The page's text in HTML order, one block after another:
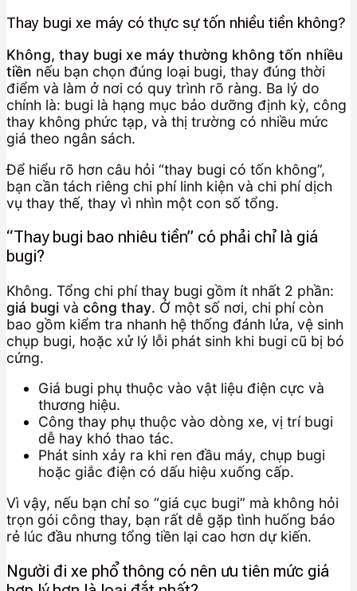
Thay bugi xe máy có thực sự tốn nhiều tiền không?
Không, thay bugi xe máy thường không tốn nhiều
tiền nếu bạn chọn đúng loại bugi, thay đúng thời
điểm và làm ở nơi có quy trình rõ ràng. Ba lý do
chính là: bugi là hạng mục bảo dưỡng định kỳ, công
thay không phức tạp, và thị trường có nhiều mức
giá theo ngân sách.
Để hiểu rõ hơn câu hỏi “thay bugi có tốn không”,
bạn cần tách riêng chi phí linh kiện và chi phí dịch
vụ thay thế, thay vì nhìn một con số tổng.
“Thay bugi bao nhiêu tiền” có phải chỉ là giá
bugi?
Không. Tổng chi phí thay bugi gồm ít nhất 2 phần:
giá bugi và công thay. Ở một số nơi, chi phí còn
bao gồm kiểm tra nhanh hệ thống đánh lửa, vệ sinh
chụp bugi, hoặc xử lý lỗi phát sinh khi bugi cũ bị bó
cứng.
Giá bugi phụ thuộc vào vật liệu điện cực và
thương hiệu.
Công thay phụ thuộc vào dòng xe, vị trí bugi
dễ hay khó thao tác.
Phát sinh xảy ra khi ren đầu máy, chụp bugi
hoặc giắc điện có dấu hiệu xuống cấp.
Vì vậy, nếu bạn chỉ so “giá cục bugi” mà không hỏi
trọn gói công thay, bạn rất dễ gặp tình huống báo
rẻ lúc đầu nhưng tổng tiền lại cao hơn dự kiến.
Người đi xe phổ thông có nên ưu tiên mức giá